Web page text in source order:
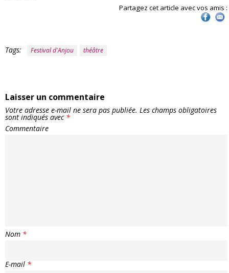
Partagez cet article avec vos amis :
Tags: Festival d'Anjou théâtre
Laisser un commentaire
Votre adresse e-mail ne sera pas publiée. Les champs obligatoires
sont indiqués avec *
Commentaire
Nom *
E-mail *